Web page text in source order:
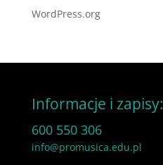
WordPress.org
Informacje i zapisy:
600 550 306
info@promusica.edu.pl